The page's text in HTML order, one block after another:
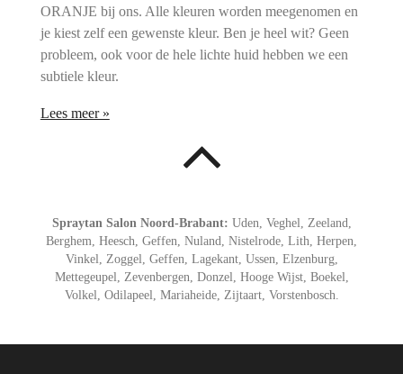
ORANJE bij ons. Alle kleuren worden meegenomen en
je kiest zelf een gewenste kleur. Ben je heel wit? Geen
probleem, ook voor de hele lichte huid hebben we een
subtiele kleur.
Lees meer »
Spraytan Salon Noord-Brabant: Uden, Veghel, Zeeland,
Berghem, Heesch, Geffen, Nuland, Nistelrode, Lith, Herpen,
Vinkel, Zoggel, Geffen, Lagekant, Ussen, Elzenburg,
Mettegeupel, Zevenbergen, Donzel, Hooge Wijst, Boekel,
Volkel, Odilapeel, Mariaheide, Zijtaart, Vorstenbosch.